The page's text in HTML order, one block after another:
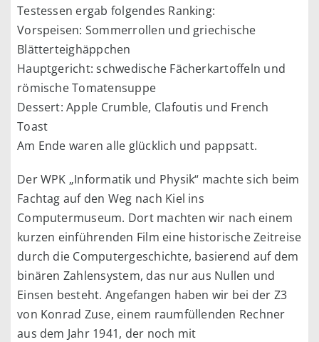
Testessen ergab folgendes Ranking:
Vorspeisen: Sommerrollen und griechische
Blätterteighäppchen
Hauptgericht: schwedische Fächerkartoffeln und
römische Tomatensuppe
Dessert: Apple Crumble, Clafoutis und French
Toast
Am Ende waren alle glücklich und pappsatt.
Der WPK „Informatik und Physik“ machte sich beim
Fachtag auf den Weg nach Kiel ins
Computermuseum. Dort machten wir nach einem
kurzen einführenden Film eine historische Zeitreise
durch die Computergeschichte, basierend auf dem
binären Zahlensystem, das nur aus Nullen und
Einsen besteht. Angefangen haben wir bei der Z3
von Konrad Zuse, einem raumfüllenden Rechner
aus dem Jahr 1941, der noch mit